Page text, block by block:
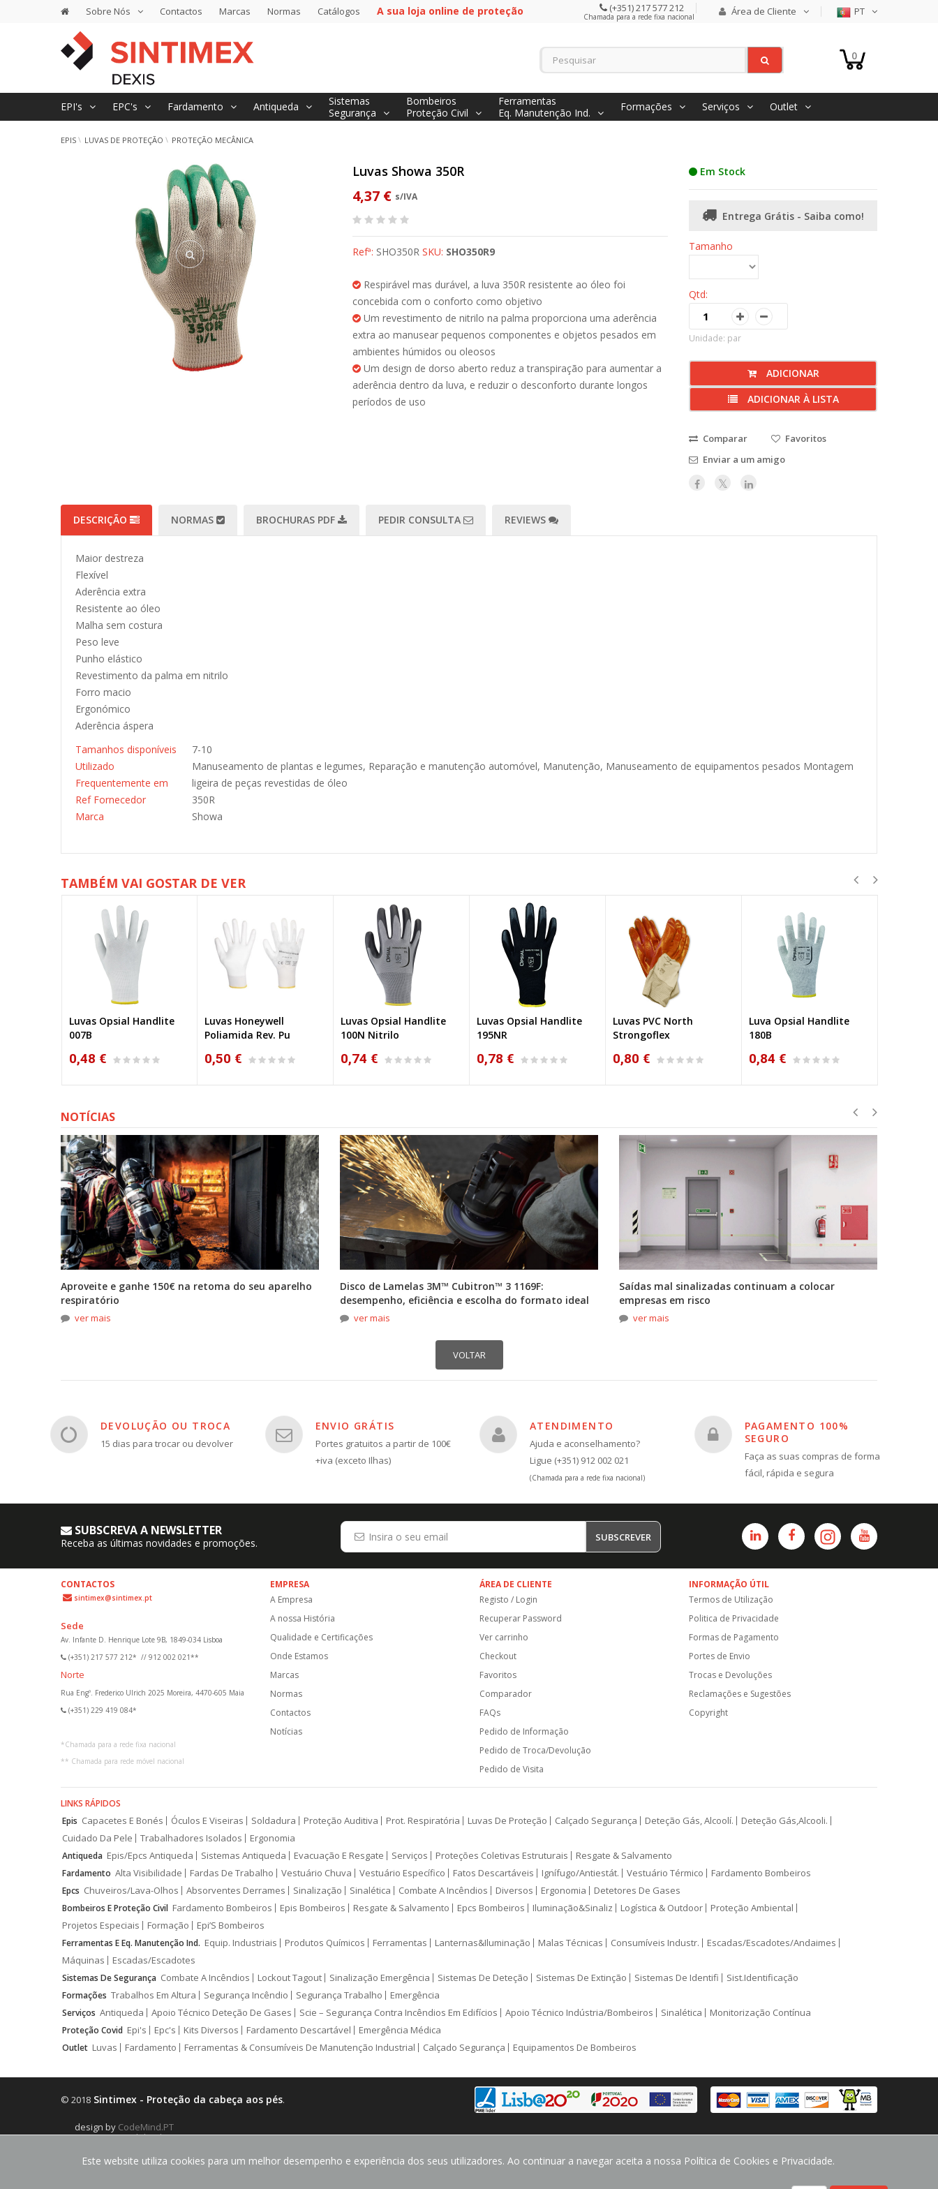
Este website utiliza cookies para um melhor desempenho e experiência dos seus utilizadores. Ao continuar a navegar aceita a nossa Política de Cookies e Privacidade.
Sobre Nós Contactos Marcas Normas Catálogos A sua loja online de proteção (+351) 217 577 212
Chamada para a rede fixa nacional Área de Cliente PT
0
EPI's EPC's Fardamento Antiqueda
Sistemas
Segurança
Bombeiros
Proteção Civil
Ferramentas
Eq. Manutenção Ind.
Formações Serviços Outlet
EPIS LUVAS DE PROTEÇÃO PROTEÇÃO MECÂNICA
Luvas Showa 350R
4,37 € s/IVA
Refª: SHO350R SKU: SHO350R9
Respirável mas durável, a luva 350R resistente ao óleo foi
concebida com o conforto como objetivo
Um revestimento de nitrilo na palma proporciona uma aderência
extra ao manusear pequenos componentes e objetos pesados em
ambientes húmidos ou oleosos
Um design de dorso aberto reduz a transpiração para aumentar a
aderência dentro da luva, e reduzir o desconforto durante longos
períodos de uso
Em Stock
Entrega Grátis - Saiba como!
Tamanho
Qtd:
Unidade: par
ADICIONAR
ADICIONAR À LISTA
Comparar
Favoritos
Enviar a um amigo
DESCRIÇÃO NORMAS BROCHURAS PDF PEDIR CONSULTA REVIEWS
Maior destreza
Flexível
Aderência extra
Resistente ao óleo
Malha sem costura
Peso leve
Punho elástico
Revestimento da palma em nitrilo
Forro macio
Ergonómico
Aderência áspera
Tamanhos disponíveis
7-10
Utilizado
Frequentemente em
Manuseamento de plantas e legumes, Reparação e manutenção automóvel, Manutenção, Manuseamento de equipamentos pesados Montagem
ligeira de peças revestidas de óleo
Ref Fornecedor
350R
Marca
Showa
TAMBÉM VAI GOSTAR DE VER
Luvas Opsial Handlite
007B
0,48 €
Luvas Honeywell
Poliamida Rev. Pu
0,50 €
NOVO
Luvas Opsial Handlite
100N Nitrilo
0,74 €
Luvas Opsial Handlite
195NR
0,78 €
Luvas PVC North
Strongoflex
0,80 €
Luva Opsial Handlite
180B
0,84 €
NOTÍCIAS
Aproveite e ganhe 150€ na retoma do seu aparelho
respiratório
ver mais
Disco de Lamelas 3M™ Cubitron™ 3 1169F:
desempenho, eficiência e escolha do formato ideal
ver mais
Saídas mal sinalizadas continuam a colocar
empresas em risco
ver mais
DEVOLUÇÃO OU TROCA
15 dias para trocar ou devolver
ENVIO GRÁTIS
Portes gratuitos a partir de 100€
+iva (exceto Ilhas)
ATENDIMENTO
Ajuda e aconselhamento?
Ligue (+351) 912 002 021
(Chamada para a rede fixa nacional)
PAGAMENTO 100%
SEGURO
Faça as suas compras de forma
fácil, rápida e segura
SUBSCREVA A NEWSLETTER
Receba as últimas novidades e promoções. SUBSCREVER
CONTACTOS
sintimex@sintimex.pt
Sede
Av. Infante D. Henrique Lote 9B, 1849-034 Lisboa
(+351) 217 577 212* // 912 002 021**
Norte
Rua Engº. Frederico Ulrich 2025 Moreira, 4470-605 Maia
(+351) 229 419 084*
*Chamada para a rede fixa nacional
** Chamada para rede móvel nacional
EMPRESA
A Empresa
A nossa História
Qualidade e Certificações
Onde Estamos
Marcas
Normas
Contactos
Notícias
ÁREA DE CLIENTE
Registo / Login
Recuperar Password
Ver carrinho
Checkout
Favoritos
Comparador
FAQs
Pedido de Informação
Pedido de Troca/Devolução
Pedido de Visita
INFORMAÇÃO ÚTIL
Termos de Utilização
Politica de Privacidade
Formas de Pagamento
Portes de Envio
Trocas e Devoluções
Reclamações e Sugestões
Copyright
LINKS RÁPIDOS
Epis Capacetes E Bonés Óculos E Viseiras Soldadura Proteção Auditiva Prot. Respiratória Luvas De Proteção Calçado Segurança Deteção Gás, Alcoolí.
Deteção Gás,Alcooli.
Cuidado Da Pele
Trabalhadores Isolados Ergonomia
Antiqueda Epis/Epcs Antiqueda Sistemas Antiqueda Evacuação E Resgate Serviços Proteções Coletivas Estruturais Resgate & Salvamento
Fardamento Alta Visibilidade Fardas De Trabalho Vestuário Chuva Vestuário Específico Fatos Descartáveis Ignífugo/Antiestát. Vestuário Térmico Fardamento Bombeiros
Epcs Chuveiros/Lava-Olhos Absorventes Derrames Sinalização Sinalética Combate A Incêndios Diversos Ergonomia Detetores De Gases
Bombeiros E Proteção Civil Fardamento Bombeiros Epis Bombeiros Resgate & Salvamento Epcs Bombeiros Iluminação&Sinaliz Logística & Outdoor
Proteção Ambiental
Projetos Especiais
Formação Epi’S Bombeiros
Ferramentas E Eq. Manutenção Ind. Equip. Industriais Produtos Químicos Ferramentas Lanternas&Iluminação Malas Técnicas Consumíveis Industr.
Escadas/Escadotes/Andaimes
Máquinas
Escadas/Escadotes
Sistemas De Segurança Combate A Incêndios Lockout Tagout Sinalização Emergência Sistemas De Deteção Sistemas De Extinção Sistemas De Identifi Sist.Identificação
Formações Trabalhos Em Altura Segurança Incêndio Segurança Trabalho Emergência
Serviços Antiqueda Apoio Técnico Deteção De Gases Scie – Segurança Contra Incêndios Em Edifícios Apoio Técnico Indústria/Bombeiros Sinalética Monitorização Contínua
Proteção Covid Epi's Epc's Kits Diversos Fardamento Descartável Emergência Médica
Outlet Luvas Fardamento Ferramentas & Consumíveis De Manutenção Industrial Calçado Segurança Equipamentos De Bombeiros
© 2018 Sintimex - Proteção da cabeça aos pés.
design by CodeMind.PT
Parceiro Digital desde 2018 Top 5% PME